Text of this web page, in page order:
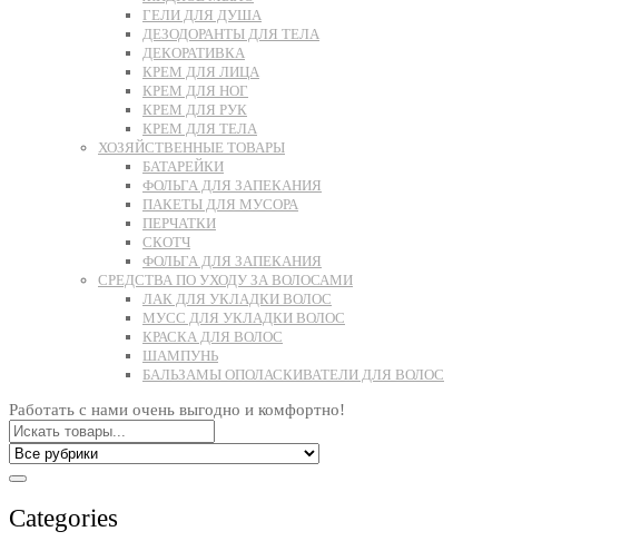
ГЕЛИ ДЛЯ ДУША
ДЕЗОДОРАНТЫ ДЛЯ ТЕЛА
ДЕКОРАТИВКА
КРЕМ ДЛЯ ЛИЦА
КРЕМ ДЛЯ НОГ
КРЕМ ДЛЯ РУК
КРЕМ ДЛЯ ТЕЛА
ХОЗЯЙСТВЕННЫЕ ТОВАРЫ
БАТАРЕЙКИ
ФОЛЬГА ДЛЯ ЗАПЕКАНИЯ
ПАКЕТЫ ДЛЯ МУСОРА
ПЕРЧАТКИ
СКОТЧ
ФОЛЬГА ДЛЯ ЗАПЕКАНИЯ
СРЕДСТВА ПО УХОДУ ЗА ВОЛОСАМИ
ЛАК ДЛЯ УКЛАДКИ ВОЛОС
МУСС ДЛЯ УКЛАДКИ ВОЛОС
КРАСКА ДЛЯ ВОЛОС
ШАМПУНЬ
БАЛЬЗАМЫ ОПОЛАСКИВАТЕЛИ ДЛЯ ВОЛОС
Работать с нами очень выгодно и комфортно!
Categories